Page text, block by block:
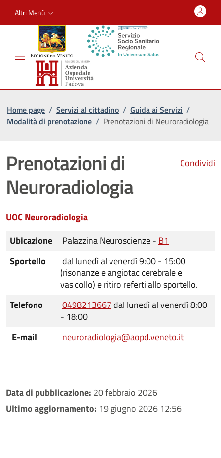
Altri Menù
Home page / Servizi al cittadino / Guida ai Servizi /
Modalità di prenotazione / Prenotazioni di Neuroradiologia
Condividi
Prenotazioni di
Neuroradiologia
UOC Neuroradiologia
Ubicazione
Palazzina Neuroscienze - B1
Sportello
dal lunedì al venerdì 9:00 - 15:00
(risonanze e angiotac cerebrale e
vasicollo) e ritiro referti allo sportello.
Telefono
0498213667 dal lunedì al venerdì 8:00
- 18:00
E-mail
neuroradiologia@aopd.veneto.it
Data di pubblicazione: 20 febbraio 2026
Ultimo aggiornamento: 19 giugno 2026 12:56